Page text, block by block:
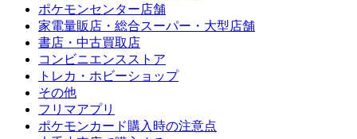
ポケモンセンター店舗
家電量販店・総合スーパー・大型店舗
書店・中古買取店
コンビニエンスストア
トレカ・ホビーショップ
その他
フリマアプリ
ポケモンカード購入時の注意点